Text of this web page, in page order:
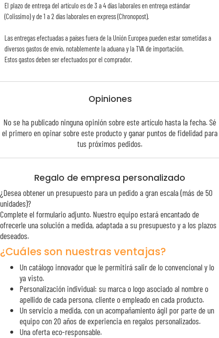
Opiniones
No se ha publicado ninguna opinión sobre este artículo hasta la fecha. Sé
el primero en opinar sobre este producto y ganar puntos defidelidadpara
tus próximos pedidos.
El plazo de entrega del artículo es de 3 a 4 días laborales en entrega estándar
(Colissimo) y de 1 a 2 días laborales en express (Chronopost).
Las entregas efectuadas a países fuera de la Unión Europea pueden estar sometidas a
diversos gastos de envío, notablemente la aduana y la TVA de importación.
Estos gastos deben ser efectuados por el comprador.
Regalo de empresa personalizado
¿Desea obtener un presupuesto para un pedido a gran escala (más de 50
unidades)?
Complete el formulario adjunto. Nuestro equipo estará encantado de
ofrecerle una solución a medida, adaptada a su presupuesto y a los plazos
deseados.
¿Cuáles son nuestras ventajas?
Un catálogo innovador que le permitirá salir de lo convencional y lo
ya visto.
Personalización individual: su marca o logo asociado al nombre o
apellido de cada persona, cliente o empleado en cada producto.
Un servicio a medida, con un acompañamiento ágil por parte de un
equipo con 20 años de experiencia en regalos personalizados.
Una oferta eco-responsable.